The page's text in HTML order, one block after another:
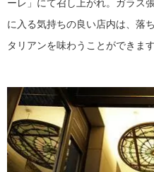
ーレ」にて召し上がれ。ガラス
に入る気持ちの良い店内は、落
タリアンを味わうことができます